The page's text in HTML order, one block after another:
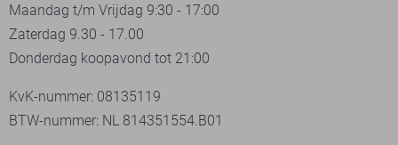
Maandag t/m Vrijdag 9:30 - 17:00
Zaterdag 9.30 - 17.00
Donderdag koopavond tot 21:00
KvK-nummer: 08135119
BTW-nummer: NL 814351554.B01